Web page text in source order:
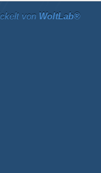
von WoltLab®